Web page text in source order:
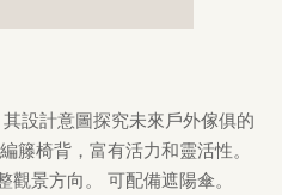
設計意圖探究未來戶外傢俱的
籐椅背，富有活力和靈活性。
觀景方向。 可配備遮陽傘。